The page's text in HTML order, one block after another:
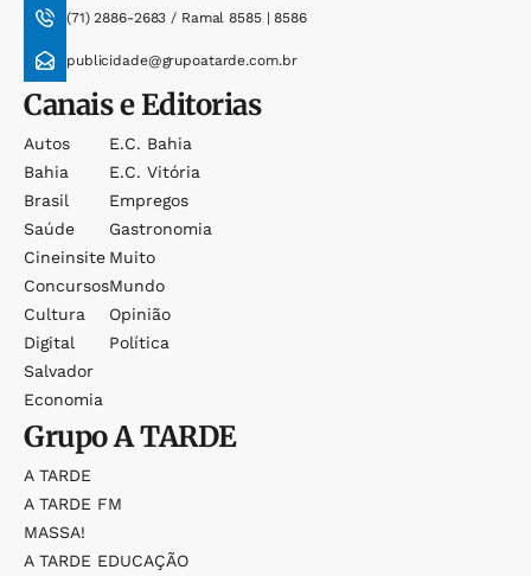
(71) 2886-2683 / Ramal 8585 | 8586
publicidade@grupoatarde.com.br
Canais e Editorias
Autos
Bahia
Brasil
Saúde
Cineinsite
Concursos
Cultura
Digital
Salvador
Economia
E.c. Bahia
E.c. Vitória
Empregos
Gastronomia
Muito
Mundo
Opinião
Política
GrupoA TARDE
A TARDE
A TARDE FM
MASSA!
A TARDE EDUCAÇÃO